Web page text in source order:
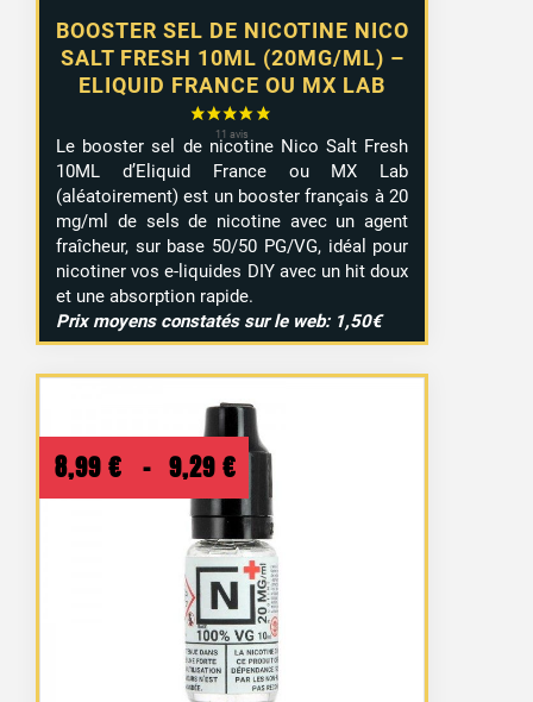
14 avis
BOOSTER SEL DE NICOTINE NICO
SALT FRESH 10ML (20MG/ML) –
ELIQUID FRANCE OU MX LAB
Le booster sel de nicotine Nico Salt Fresh
10ML d’Eliquid France ou MX Lab
(aléatoirement) est un booster français à 20
mg/ml de sels de nicotine avec un agent
fraîcheur, sur base 50/50 PG/VG, idéal pour
nicotiner vos e-liquides DIY avec un hit doux
et une absorption rapide.
Prix moyens constatés sur le web: 1,50€
8,99 € – 9,29 € Plage
de
prix :
8,99 €
à
9,29 €